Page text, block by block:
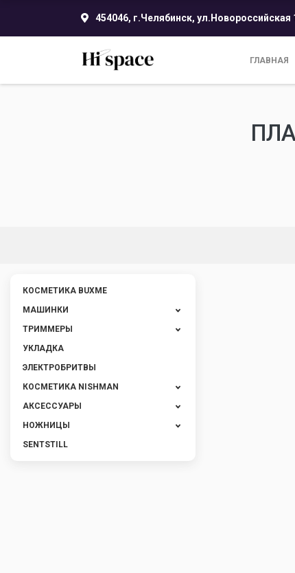
454046, г.Челябинск, ул.Новороссийская
ГЛАВНАЯ
КОСМЕТИКА BUXME
МАШИНКИ
ТРИММЕРЫ
УКЛАДКА
ЭЛЕКТРОБРИТВЫ
КОСМЕТИКА NISHMAN
АКСЕССУАРЫ
НОЖНИЦЫ
SENTSTILL